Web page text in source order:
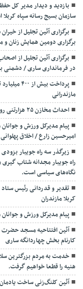
بازدید و دیدار مدیر کل
سازمان بسیج رسانه سپاه
برگزاری آئین تجلیل از
برگزاری دومین همایش زنان
در فرمانداری ساری / دشمنی
پرداخت
مازندرانی
احداث مخازن ۲۵ هزارتنی روغن خام خوراکی در مازندران
پیام مدیرکل ورزش و
امیرحسین زارع / اخلاق
زیرگذر سه راه جویبار
راه جویبار مجدانه شتاب
نگاه‌های سیاسی است.
تقدیر و قدردانی رئیس
کربلا مازندران
پیام مدیرکل ورزش و
آئین افتتاحیه مسجد
کارنام بخش چهاردانگه ساری
خدمت به مردم بزرگترین
هنیه را قطعا خواهیم گرفت.
آئین کلنگ‌زنی ساخت